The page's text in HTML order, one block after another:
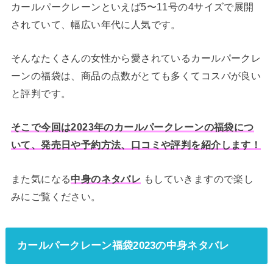
カールパークレーンといえば5〜11号の4サイズで展開
されていて、幅広い年代に人気です。
そんなたくさんの女性から愛されているカールパークレ
ーンの福袋は、商品の点数がとても多くてコスパが良い
と評判です。
そこで今回は2023年のカールパークレーンの福袋につ
いて、発売日や予約方法、口コミや評判を紹介します！
また気になる中身のネタバレ もしていきますので楽し
みにご覧ください。
カールパークレーン福袋2023の中身ネタバレ